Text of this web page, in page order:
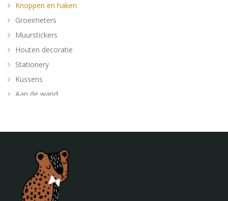
Knoppen en haken
Groeimeters
Muurstickers
Houten decoratie
Stationery
Kussens
Aan de wand
Decoratie
Behang